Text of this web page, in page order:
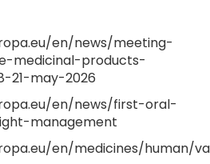
en/news/meeting-
medicinal-products-
21-may-2026
en/news/first-oral-
management
en/medicines/human/